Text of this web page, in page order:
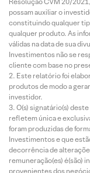
possam auxiliar o
constituindo qualquer
qualquer produto. As
válidas na data de sua
Investimentos não se
cliente com base no
Este relatório foi
produtos de modo a
investidor.
O(s) signatário(s)
refletem única e
foram produzidas de
Investimentos e que
decorrência de
remuneração(es) é(são)
provenientes dos